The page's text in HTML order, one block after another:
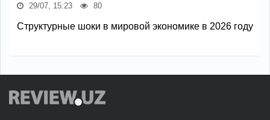
29/07, 15:23 80
Структурные шоки в мировой экономике в 2026 году